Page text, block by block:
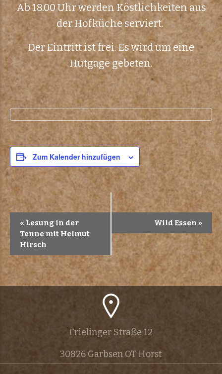
Ab 18.00 Uhr werden Köstlichkeiten aus
der Hofküche serviert.
Der Eintritt ist frei. Es wird um eine
Hutgage gebeten.
Zum Kalender hinzufügen
V
e
r
a
« Lesung in der
Tenne mit Helmut
Hirsch
Wild Essen »
Frielinger Straße 12
30826 Garbsen OT Horst